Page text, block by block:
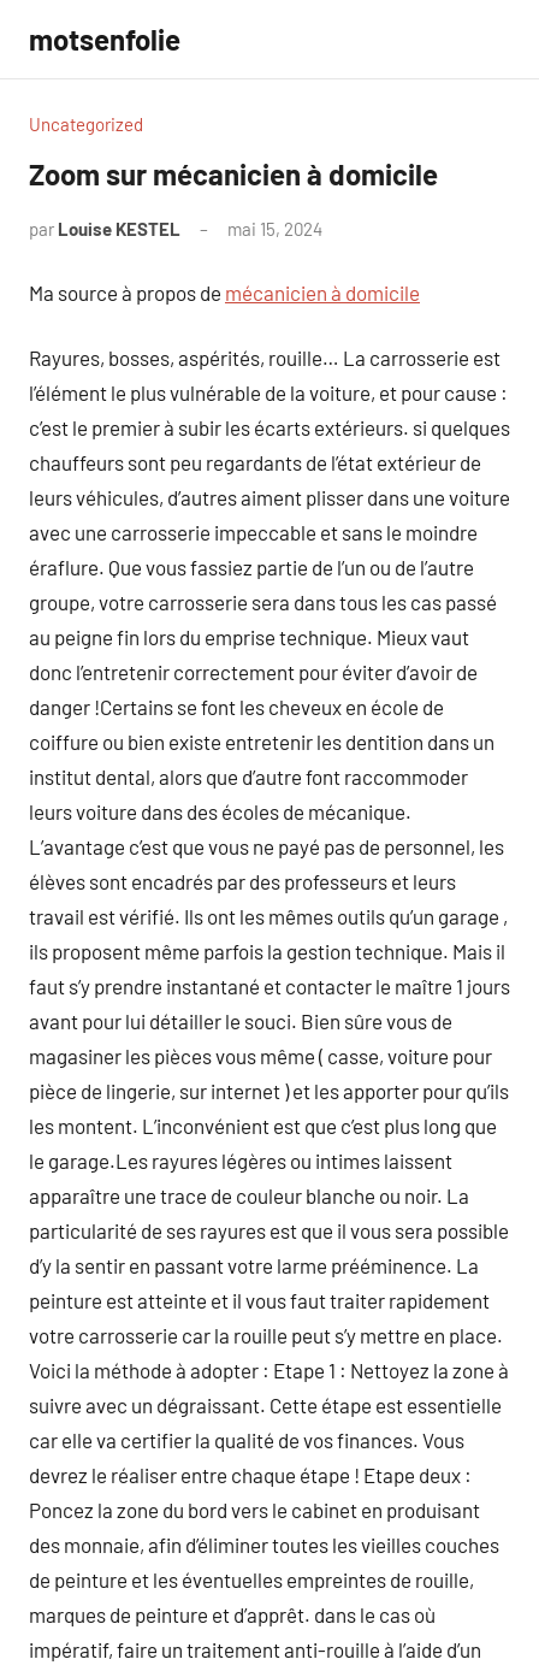
contenu
motsenfolie
Uncategorized
Zoom sur mécanicien à domicile
par Louise KESTEL mai 15, 2024
Ma source à propos de mécanicien à domicile
Rayures, bosses, aspérités, rouille… La carrosserie est
l’élément le plus vulnérable de la voiture, et pour cause :
c’est le premier à subir les écarts extérieurs. si quelques
chauffeurs sont peu regardants de l’état extérieur de
leurs véhicules, d’autres aiment plisser dans une voiture
avec une carrosserie impeccable et sans le moindre
éraflure. Que vous fassiez partie de l’un ou de l’autre
groupe, votre carrosserie sera dans tous les cas passé
au peigne fin lors du emprise technique. Mieux vaut
donc l’entretenir correctement pour éviter d’avoir de
danger !Certains se font les cheveux en école de
coiffure ou bien existe entretenir les dentition dans un
institut dental, alors que d’autre font raccommoder
leurs voiture dans des écoles de mécanique.
L’avantage c’est que vous ne payé pas de personnel, les
élèves sont encadrés par des professeurs et leurs
travail est vérifié. Ils ont les mêmes outils qu’un garage ,
ils proposent même parfois la gestion technique. Mais il
faut s’y prendre instantané et contacter le maître 1 jours
avant pour lui détailler le souci. Bien sûre vous de
magasiner les pièces vous même ( casse, voiture pour
pièce de lingerie, sur internet ) et les apporter pour qu’ils
les montent. L’inconvénient est que c’est plus long que
le garage.Les rayures légères ou intimes laissent
apparaître une trace de couleur blanche ou noir. La
particularité de ses rayures est que il vous sera possible
d’y la sentir en passant votre larme prééminence. La
peinture est atteinte et il vous faut traiter rapidement
votre carrosserie car la rouille peut s’y mettre en place.
Voici la méthode à adopter : Etape 1 : Nettoyez la zone à
suivre avec un dégraissant. Cette étape est essentielle
car elle va certifier la qualité de vos finances. Vous
devrez le réaliser entre chaque étape ! Etape deux :
Poncez la zone du bord vers le cabinet en produisant
des monnaie, afin d’éliminer toutes les vieilles couches
de peinture et les éventuelles empreintes de rouille,
marques de peinture et d’apprêt. dans le cas où
impératif, faire un traitement anti-rouille à l’aide d’un